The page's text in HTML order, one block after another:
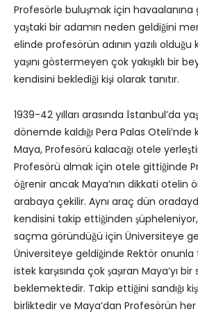
Profesörle buluşmak için havaalanına
yaştaki bir adamın neden geldiğini
elinde profesörün adının yazılı olduğu
yaşını göstermeyen çok yakışıklı bir
kendisini beklediği kişi olarak tanıtır.
1939-42 yılları arasında İstanbul’da
dönemde kaldığı Pera Palas
Maya, Profesörü kalacağı otele
Profesörü almak için otele gittiğinde
öğrenir ancak Maya’nın dikkati otelin
arabaya çekilir. Aynı araç dün
kendisini takip ettiğinden
saçma göründüğü için Üniversiteye
Üniversiteye geldiğinde Rektör onunla
istek karşısında çok şaşıran Maya’yı
beklemektedir. Takip ettiğini sandığı
birliktedir ve Maya’dan Profesörün